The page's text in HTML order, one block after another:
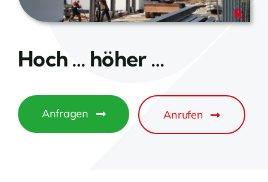
Hoch … höher …
Anfragen Anrufen